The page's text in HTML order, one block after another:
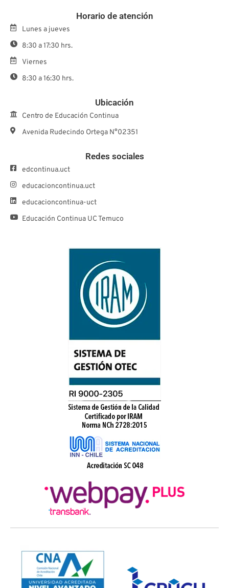
Horario de atención
Lunes a jueves
8:30 a 17:30 hrs.
Viernes
8:30 a 16:30 hrs.
Ubicación
Centro de Educación Continua
Avenida Rudecindo Ortega N°02351
Redes sociales
edcontinua.uct
educacioncontinua.uct
educacioncontinua-uct
Educación Continua UC Temuco